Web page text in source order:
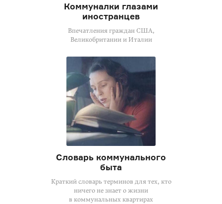
Коммуналки глазами
иностранцев
Впечатления граждан США,
Великобритании и Италии
Словарь коммунального
быта
Краткий словарь терминов для тех, кто
ничего не знает о жизни
в коммунальных квартирах